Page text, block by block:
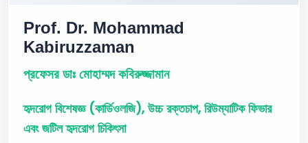
Prof. Dr. Mohammad
Kabiruzzaman
প্রফেসর ডাঃ মোহাম্মদ কবিরুজ্জামান
হৃদরোগ বিশেষজ্ঞ (কার্ডিওলজি), উচ্চ রক্তচাপ, রিউম্যাটিক ফিভার
এবং জটিল হৃদরোগ চিকিৎসা